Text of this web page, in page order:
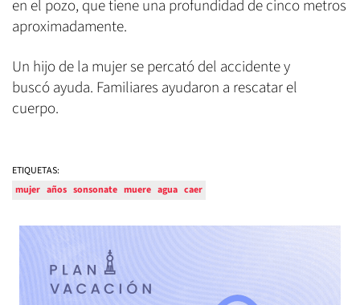
en el pozo, que tiene una profundidad de cinco metros
aproximadamente.
Un hijo de la mujer se percató del accidente y
buscó ayuda. Familiares ayudaron a rescatar el
cuerpo.
ETIQUETAS:
mujer años sonsonate muere agua caer